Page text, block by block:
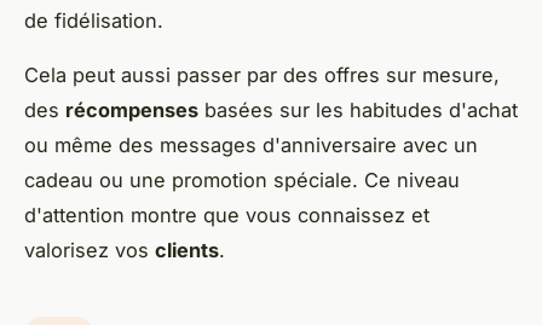
de fidélisation.
Cela peut aussi passer par des offres sur mesure,
des récompenses basées sur les habitudes d'achat
ou même des messages d'anniversaire avec un
cadeau ou une promotion spéciale. Ce niveau
d'attention montre que vous connaissez et
valorisez vos clients.